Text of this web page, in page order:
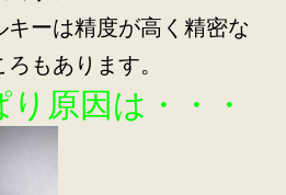
キーは精度が高く精密な
もあります。
原因は・・・